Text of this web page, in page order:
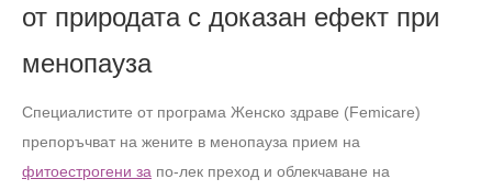
от природата с доказан ефект при
менопауза
Специалистите от програма Женско здраве (Femicare)
препоръчват на жените в менопауза прием на
фитоестрогени за по-лек преход и облекчаване на